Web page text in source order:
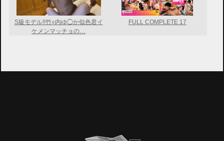
S級モデル!!竹○内ゆ◯か似色君イ
ケメンマッチョの…
FULL COMPLETE 17